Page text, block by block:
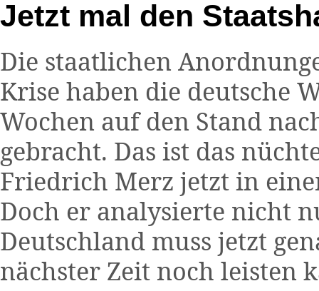
Jetzt mal den
Die staatlichen
Krise haben die deutsche
Wochen auf den Stand
gebracht. Das ist das
Friedrich Merz jetzt in
Doch er analysierte nicht
Deutschland muss jetzt
nächster Zeit noch leisten